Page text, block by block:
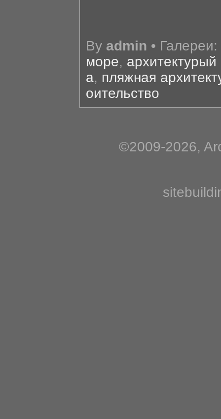
By admin • Галереи:
море, архитектурый
а, пляжная
оительство
©2009-2026,